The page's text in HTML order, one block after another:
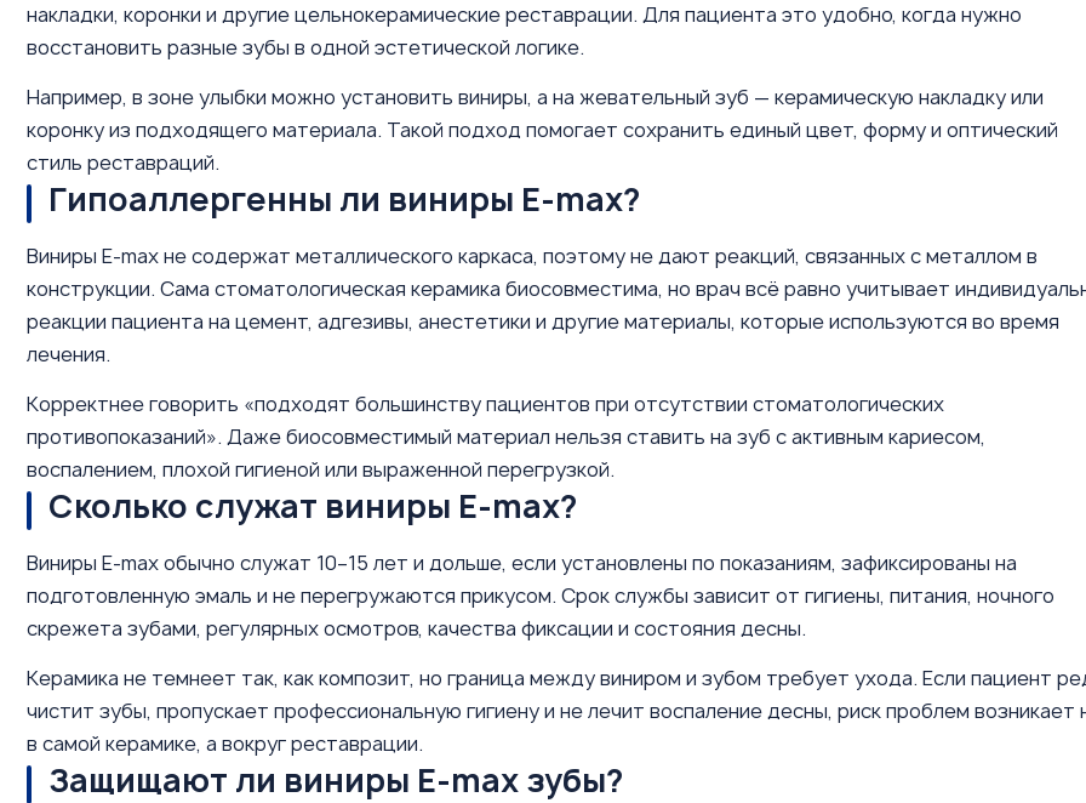
накладки, коронки и другие цельнокерамические реставрации. Для пациента это удобно, когда нужно
восстановить разные зубы в одной эстетической логике.
Например, в зоне улыбки можно установить виниры, а на жевательный зуб — керамическую накладку или
коронку из подходящего материала. Такой подход помогает сохранить единый цвет, форму и оптический
стиль реставраций.
Гипоаллергенны ли виниры E-max?
Виниры E-max не содержат металлического каркаса, поэтому не дают реакций, связанных с металлом в
конструкции. Сама стоматологическая керамика биосовместима, но врач всё равно учитывает
реакции пациента на цемент, адгезивы, анестетики и другие материалы, которые используются во время
лечения.
Корректнее говорить «подходят большинству пациентов при отсутствии стоматологических
противопоказаний». Даже биосовместимый материал нельзя ставить на зуб с активным кариесом,
воспалением, плохой гигиеной или выраженной перегрузкой.
Сколько служат виниры E-max?
Виниры E-max обычно служат 10–15 лет и дольше, если установлены по показаниям, зафиксированы на
подготовленную эмаль и не перегружаются прикусом. Срок службы зависит от гигиены, питания, ночного
скрежета зубами, регулярных осмотров, качества фиксации и состояния десны.
Керамика не темнеет так, как композит, но граница между виниром и зубом требует ухода. Если пациент
чистит зубы, пропускает профессиональную гигиену и не лечит воспаление десны, риск проблем возникает
в самой керамике, а вокруг реставрации.
Защищают ли виниры E-max зубы?